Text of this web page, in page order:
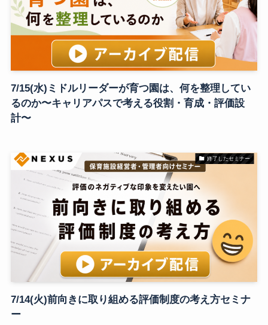
7/15(水)ミドルリーダーが育つ園は、何を整理してい
るのか〜キャリアパスで考える役割・育成・評価設
計〜
終了したセミナー
7/14(火)前向きに取り組める評価制度の考え方セミナ
ー